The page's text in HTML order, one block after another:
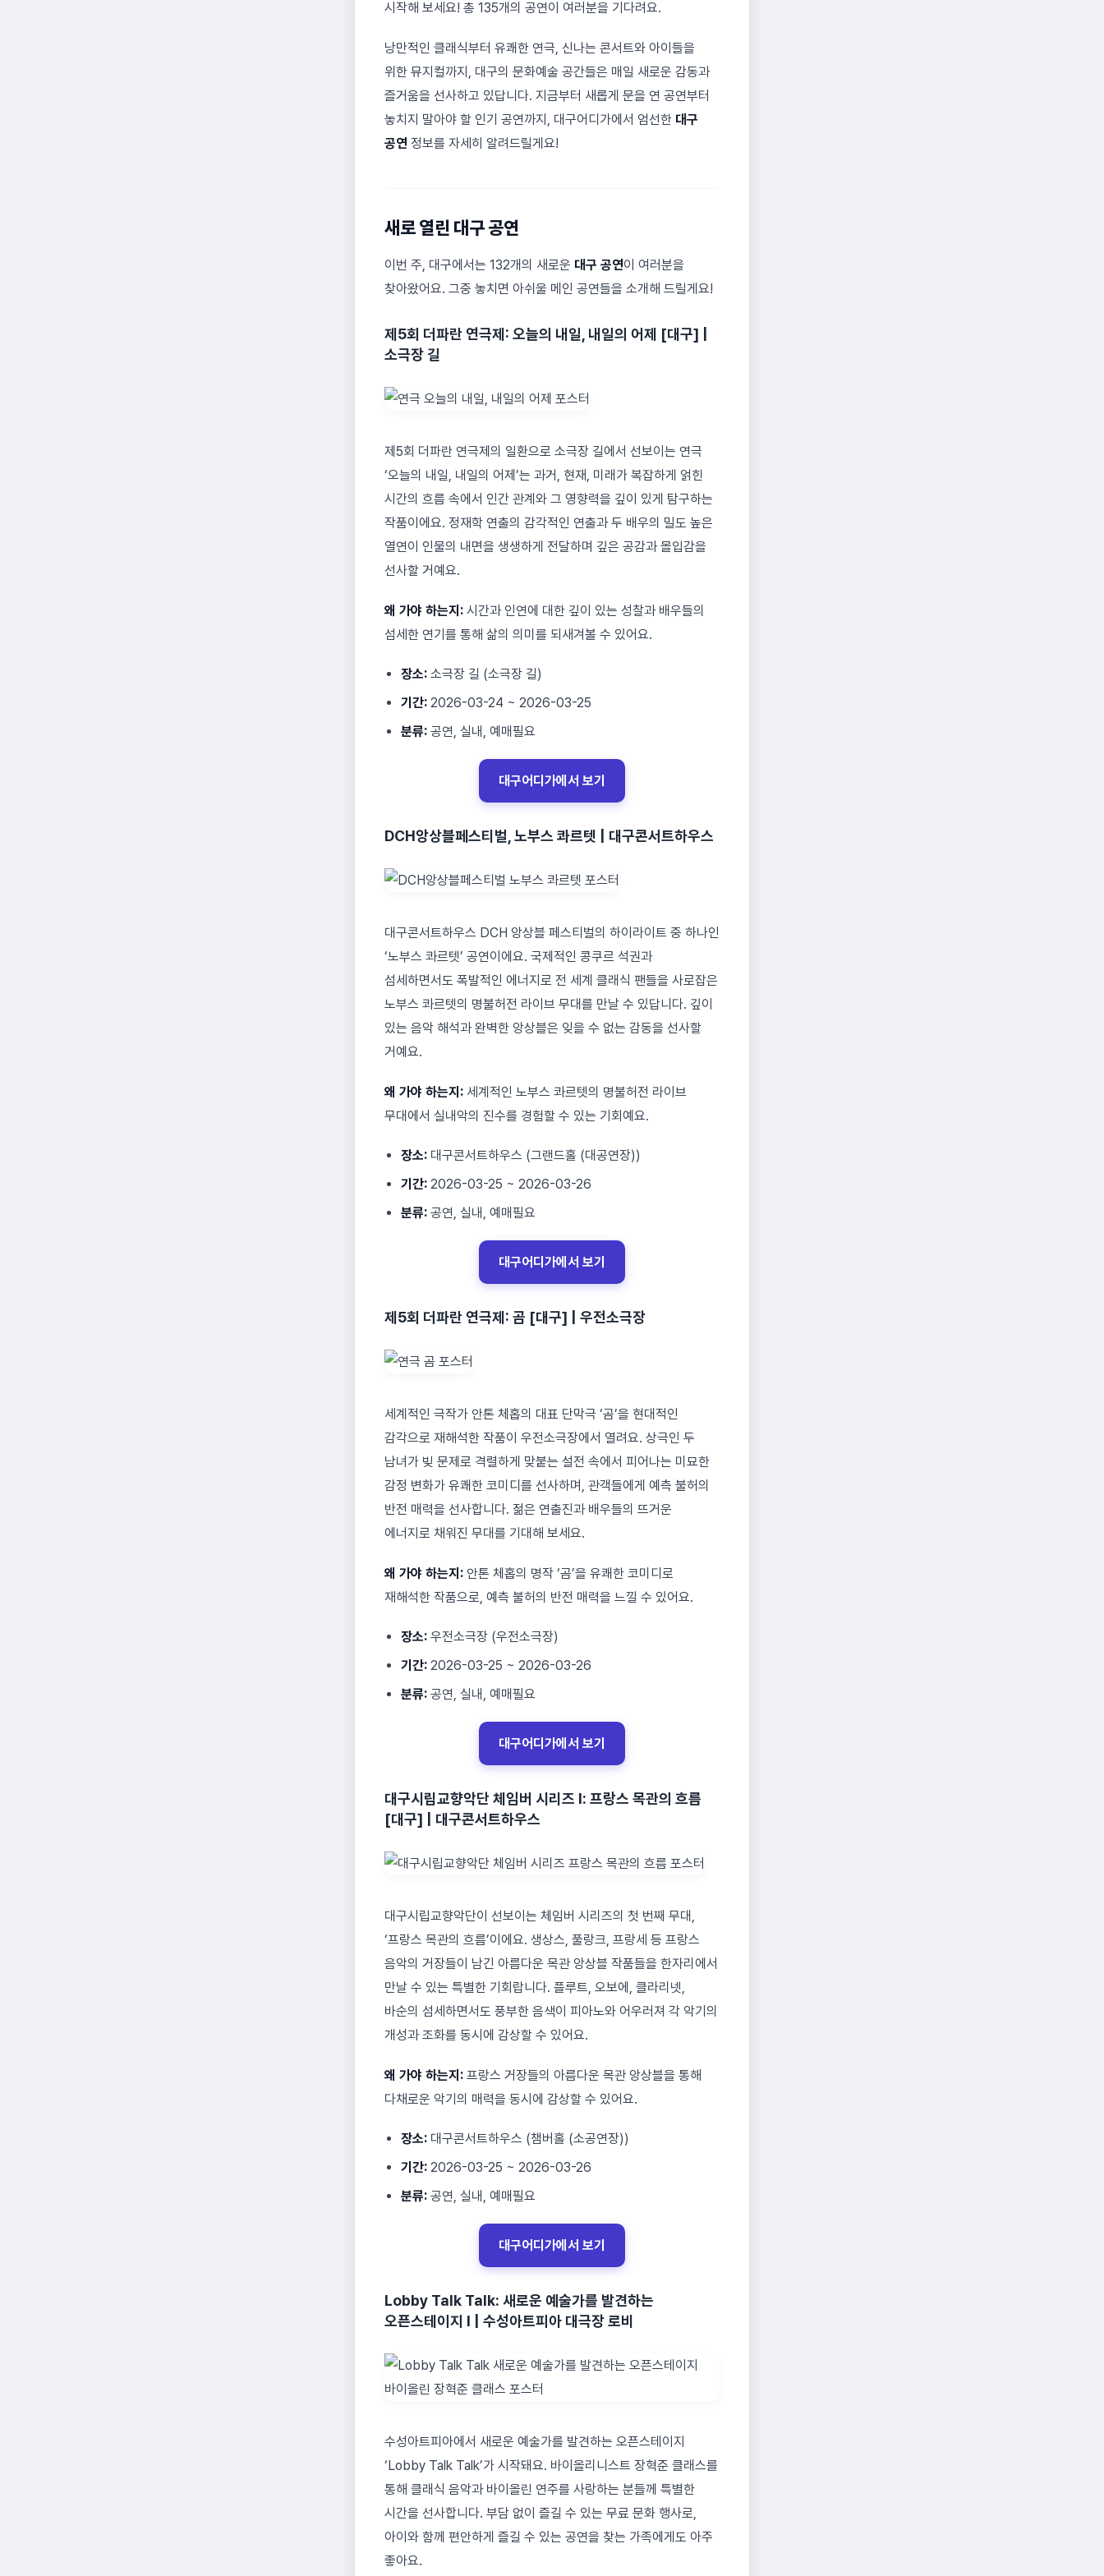
시작해 보세요! 총 135개의 공연이 여러분을 기다려요.
낭만적인 클래식부터 유쾌한 연극, 신나는 콘서트와 아이들을
위한 뮤지컬까지, 대구의 문화예술 공간들은 매일 새로운 감동과
즐거움을 선사하고 있답니다. 지금부터 새롭게 문을 연 공연부터
놓치지 말아야 할 인기 공연까지, 대구어디가에서 엄선한 대구
공연 정보를 자세히 알려드릴게요!
새로 열린 대구 공연
이번 주, 대구에서는 132개의 새로운 대구 공연이 여러분을
찾아왔어요. 그중 놓치면 아쉬울 메인 공연들을 소개해 드릴게요!
제5회 더파란 연극제: 오늘의 내일, 내일의 어제 [대구] |
소극장 길
제5회 더파란 연극제의 일환으로 소극장 길에서 선보이는 연극
‘오늘의 내일, 내일의 어제’는 과거, 현재, 미래가 복잡하게 얽힌
시간의 흐름 속에서 인간 관계와 그 영향력을 깊이 있게 탐구하는
작품이에요. 정재학 연출의 감각적인 연출과 두 배우의 밀도 높은
열연이 인물의 내면을 생생하게 전달하며 깊은 공감과 몰입감을
선사할 거예요.
왜 가야 하는지: 시간과 인연에 대한 깊이 있는 성찰과 배우들의
섬세한 연기를 통해 삶의 의미를 되새겨볼 수 있어요.
장소: 소극장 길 (소극장 길)
기간: 2026-03-24 ~ 2026-03-25
분류: 공연, 실내, 예매필요
대구어디가에서 보기
DCH앙상블페스티벌, 노부스 콰르텟 | 대구콘서트하우스
대구콘서트하우스 DCH 앙상블 페스티벌의 하이라이트 중 하나인
‘노부스 콰르텟’ 공연이에요. 국제적인 콩쿠르 석권과
섬세하면서도 폭발적인 에너지로 전 세계 클래식 팬들을 사로잡은
노부스 콰르텟의 명불허전 라이브 무대를 만날 수 있답니다. 깊이
있는 음악 해석과 완벽한 앙상블은 잊을 수 없는 감동을 선사할
거예요.
왜 가야 하는지: 세계적인 노부스 콰르텟의 명불허전 라이브
무대에서 실내악의 진수를 경험할 수 있는 기회예요.
장소: 대구콘서트하우스 (그랜드홀 (대공연장))
기간: 2026-03-25 ~ 2026-03-26
분류: 공연, 실내, 예매필요
대구어디가에서 보기
제5회 더파란 연극제: 곰 [대구] | 우전소극장
세계적인 극작가 안톤 체홉의 대표 단막극 ‘곰’을 현대적인
감각으로 재해석한 작품이 우전소극장에서 열려요. 상극인 두
남녀가 빚 문제로 격렬하게 맞붙는 설전 속에서 피어나는 미묘한
감정 변화가 유쾌한 코미디를 선사하며, 관객들에게 예측 불허의
반전 매력을 선사합니다. 젊은 연출진과 배우들의 뜨거운
에너지로 채워진 무대를 기대해 보세요.
왜 가야 하는지: 안톤 체홉의 명작 ‘곰’을 유쾌한 코미디로
재해석한 작품으로, 예측 불허의 반전 매력을 느낄 수 있어요.
장소: 우전소극장 (우전소극장)
기간: 2026-03-25 ~ 2026-03-26
분류: 공연, 실내, 예매필요
대구어디가에서 보기
대구시립교향악단 체임버 시리즈 Ⅰ: 프랑스 목관의 흐름
[대구] | 대구콘서트하우스
대구시립교향악단이 선보이는 체임버 시리즈의 첫 번째 무대,
‘프랑스 목관의 흐름’이에요. 생상스, 풀랑크, 프랑세 등 프랑스
음악의 거장들이 남긴 아름다운 목관 앙상블 작품들을 한자리에서
만날 수 있는 특별한 기회랍니다. 플루트, 오보에, 클라리넷,
바순의 섬세하면서도 풍부한 음색이 피아노와 어우러져 각 악기의
개성과 조화를 동시에 감상할 수 있어요.
왜 가야 하는지: 프랑스 거장들의 아름다운 목관 앙상블을 통해
다채로운 악기의 매력을 동시에 감상할 수 있어요.
장소: 대구콘서트하우스 (챔버홀 (소공연장))
기간: 2026-03-25 ~ 2026-03-26
분류: 공연, 실내, 예매필요
대구어디가에서 보기
Lobby Talk Talk: 새로운 예술가를 발견하는
오픈스테이지 I | 수성아트피아 대극장 로비
수성아트피아에서 새로운 예술가를 발견하는 오픈스테이지
‘Lobby Talk Talk’가 시작돼요. 바이올리니스트 장혁준 클래스를
통해 클래식 음악과 바이올린 연주를 사랑하는 분들께 특별한
시간을 선사합니다. 부담 없이 즐길 수 있는 무료 문화 행사로,
아이와 함께 편안하게 즐길 수 있는 공연을 찾는 가족에게도 아주
좋아요.